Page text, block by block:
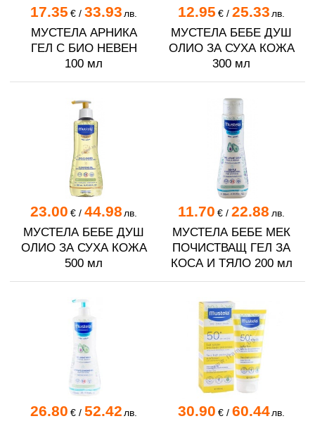
17.35 €/ 33.93 лв.
МУСТЕЛА АРНИКА
ГЕЛ С БИО НЕВЕН
100 мл
12.95 €/ 25.33 лв.
МУСТЕЛА БЕБЕ ДУШ
ОЛИО ЗА СУХА КОЖА
300 мл
23.00 €/ 44.98 лв.
МУСТЕЛА БЕБЕ ДУШ
ОЛИО ЗА СУХА КОЖА
500 мл
11.70 € / 22.88 лв.
МУСТЕЛА БЕБЕ МЕК
ПОЧИСТВАЩ ГЕЛ ЗА
КОСА И ТЯЛО 200 мл
26.80 €/ 52.42 лв. 30.90 €/ 60.44лв.